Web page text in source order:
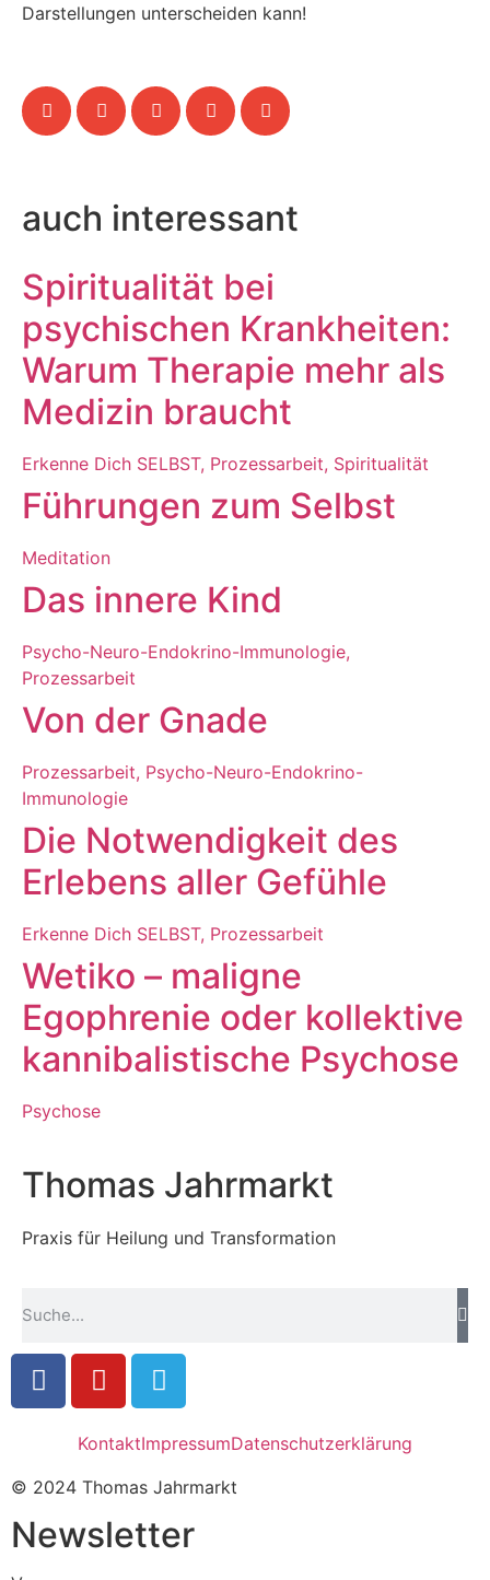
Darstellungen unterscheiden kann!
auch interessant
Spiritualität bei
psychischen Krankheiten:
Warum Therapie mehr als
Medizin braucht
Erkenne Dich SELBST, Prozessarbeit, Spiritualität
Führungen zum Selbst
Meditation
Das innere Kind
Psycho-Neuro-Endokrino-Immunologie,
Prozessarbeit
Von der Gnade
Prozessarbeit, Psycho-Neuro-Endokrino-
Immunologie
Die Notwendigkeit des
Erlebens aller Gefühle
Erkenne Dich SELBST, Prozessarbeit
Wetiko – maligne
Egophrenie oder kollektive
kannibalistische Psychose
Psychose
Thomas Jahrmarkt
Praxis für Heilung und Transformation
KontaktImpressumDatenschutzerklärung
© 2024 Thomas Jahrmarkt
Newsletter